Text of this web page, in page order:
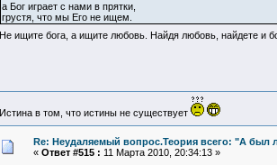
а Бог играет с нами в прятки,
грустя, что мы Его не ищем.
Не ищите бога, а ищите любовь. Найдя любовь, найдете и
Истина в том, что истины не существует
Re: Неудаляемый вопрос.Теория всего: "А был
« Ответ #515 : 11 Марта 2010, 20:34:13 »